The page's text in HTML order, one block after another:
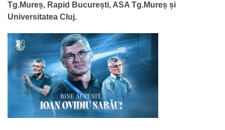
Tg.Mureș, Rapid București, ASA Tg.Mureș și
Universitatea Cluj.